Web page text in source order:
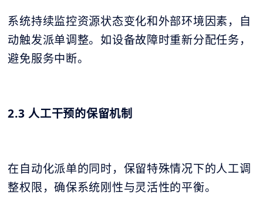
系统持续监控资源状态变化和外部环境因素，自
动触发派单调整。如设备故障时重新分配任务，
避免服务中断。
2.3 人工干预的保留机制
在自动化派单的同时，保留特殊情况下的人工调
整权限，确保系统刚性与灵活性的平衡。